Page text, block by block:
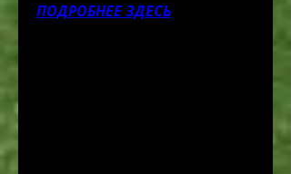
ПОДРОБНЕЕ ЗДЕСЬ